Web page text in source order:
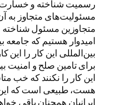
رسمیت شناخته و
مسئولیت‌های متجاوز به
متجاوزین مسئول شناخته
امیدوار هستیم که جامعه
بین‌المللی این کار را این
برای تامین صلح و امنیت
این کار را نکنند که خب
هست، طبیعی است که
ایرانیان همچنان باقی